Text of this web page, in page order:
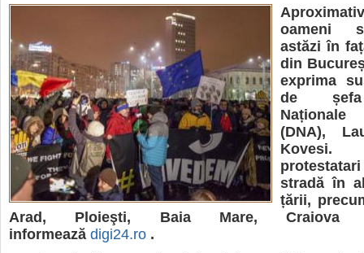
oameni
astăzi în
din
exprima
de
Naționale
(DNA),
stradă în
țării,
Arad, Ploieşti, Baia Mare, Craiova
informează digi24.ro .